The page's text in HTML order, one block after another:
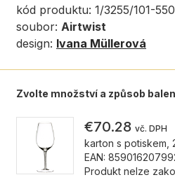
kód produktu: 1/3255/101-
soubor: Airtwist
design: Ivana Müllerová
Zvolte množství a způsob
€70.28 vč. DPH
karton s potiskem,
EAN:
Produkt nelze